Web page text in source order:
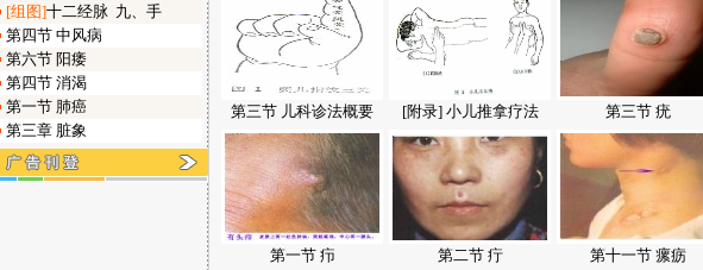
[组图]十二经脉 九、手
第四节 中风病
第六节 阳痿
第四节 消渴
第一节 肺癌
第三章 脏象
第三节 儿科诊法概要 [附录] 小儿推拿疗法 第三节 疣
第一节 疖 第二节 疔 第十一节 瘰疬